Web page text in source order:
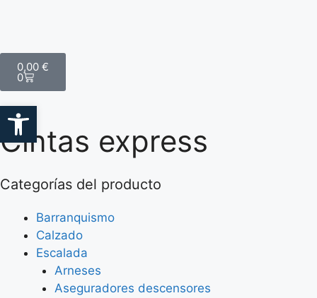
0,00 €
0
Cintas express
Categorías del producto
Barranquismo
Calzado
Escalada
Arneses
Aseguradores descensores
Abrir barra de herramientas